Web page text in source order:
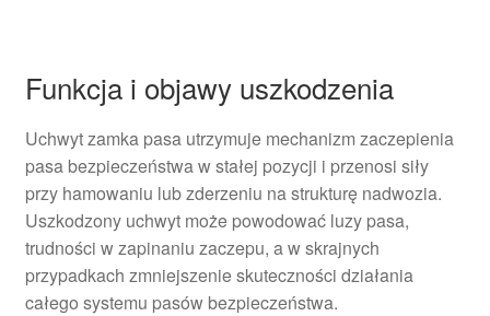
Funkcja i objawy uszkodzenia
Uchwyt zamka pasa utrzymuje mechanizm zaczepienia
pasa bezpieczeństwa w stałej pozycji i przenosi siły
przy hamowaniu lub zderzeniu na strukturę nadwozia.
Uszkodzony uchwyt może powodować luzy pasa,
trudności w zapinaniu zaczepu, a w skrajnych
przypadkach zmniejszenie skuteczności działania
całego systemu pasów bezpieczeństwa.